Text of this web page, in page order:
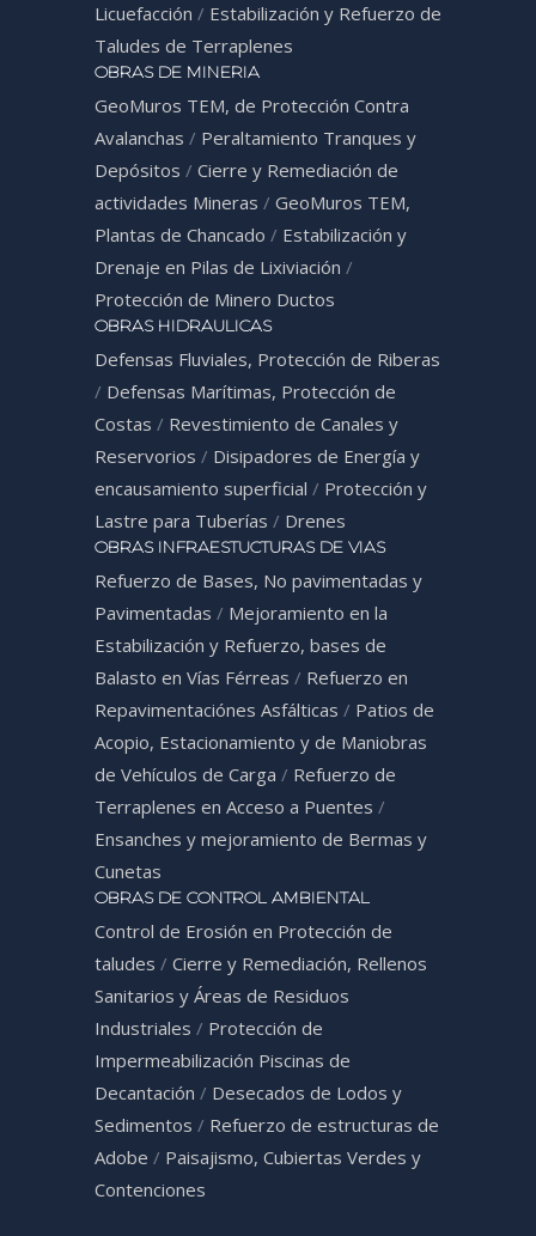
Licuefacción / Estabilización y Refuerzo de
Taludes de Terraplenes
OBRAS DE MINERIA
GeoMuros TEM, de Protección Contra
Avalanchas / Peraltamiento Tranques y
Depósitos / Cierre y Remediación de
actividades Mineras / GeoMuros TEM,
Plantas de Chancado / Estabilización y
Drenaje en Pilas de Lixiviación /
Protección de Minero Ductos
OBRAS HIDRAULICAS
Defensas Fluviales, Protección de Riberas
/ Defensas Marítimas, Protección de
Costas / Revestimiento de Canales y
Reservorios / Disipadores de Energía y
encausamiento superficial / Protección y
Lastre para Tuberías / Drenes
OBRAS INFRAESTUCTURAS DE VIAS
Refuerzo de Bases, No pavimentadas y
Pavimentadas / Mejoramiento en la
Estabilización y Refuerzo, bases de
Balasto en Vías Férreas / Refuerzo en
Repavimentaciónes Asfálticas / Patios de
Acopio, Estacionamiento y de Maniobras
de Vehículos de Carga / Refuerzo de
Terraplenes en Acceso a Puentes /
Ensanches y mejoramiento de Bermas y
Cunetas
OBRAS DE CONTROL AMBIENTAL
Control de Erosión en Protección de
taludes / Cierre y Remediación, Rellenos
Sanitarios y Áreas de Residuos
Industriales / Protección de
Impermeabilización Piscinas de
Decantación / Desecados de Lodos y
Sedimentos / Refuerzo de estructuras de
Adobe / Paisajismo, Cubiertas Verdes y
Contenciones